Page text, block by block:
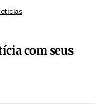
com seus